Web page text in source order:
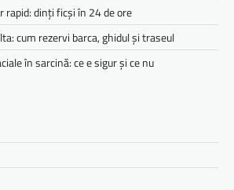
rapid: dinți ficși în 24 de ore
cum rezervi barca, ghidul și traseul
în sarcină: ce e sigur și ce nu